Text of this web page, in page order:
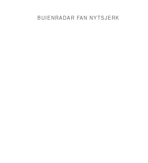
c
BUIENRADAR FAN NYTSJERK